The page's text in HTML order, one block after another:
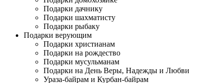
Подарки дачнику
Подарки шахматисту
Подарки рыбаку
Подарки верующим
Подарки христианам
Подарки на рождество
Подарки мусульманам
Подарки на День Веры, Надежды и Любви
Ураза-байрам и Курбан-байрам